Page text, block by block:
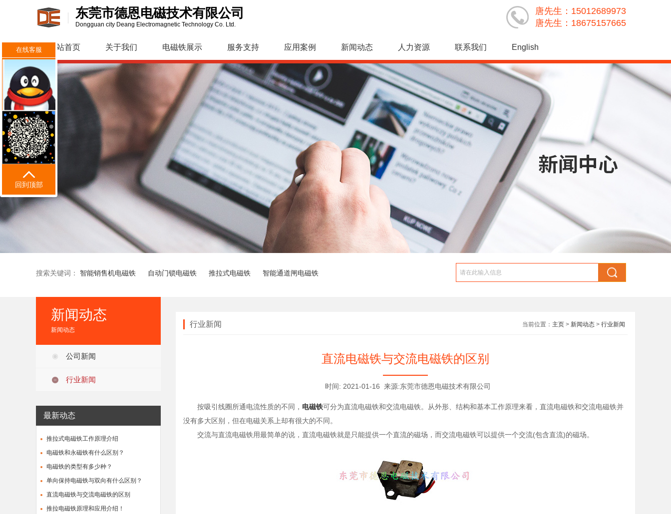
东莞市德恩电磁技术有限公司
Dongguan city Deang Electromagnetic Technology Co. Ltd.
唐先生：15012689973
唐先生：18675157665
网站首页 关于我们 电磁铁展示 服务支持 应用案例 新闻动态 人力资源 联系我们 English
搜索关键词： 智能销售机电磁铁 自动门锁电磁铁 推拉式电磁铁 智能通道闸电磁铁
新闻动态
新闻动态
公司新闻
行业新闻
最新动态
推拉式电磁铁工作原理介绍
电磁铁和永磁铁有什么区别？
电磁铁的类型有多少种？
单向保持电磁铁与双向有什么区别？
直流电磁铁与交流电磁铁的区别
推拉电磁铁原理和应用介绍！
行业新闻 当前位置： 主页 > 新闻动态 > 行业新闻
直流电磁铁与交流电磁铁的区别
时间: 2021-01-16 来源:东莞市德恩电磁技术有限公司
按吸引线圈所通电流性质的不同， 电磁铁可分为直流电磁铁和交流电磁铁。从外形、结构和基本工作原理来看，直流电磁铁和交流电磁铁并
没有多大区别，但在电磁关系上却有很大的不同。
交流与直流电磁铁用最简单的说，直流电磁铁就是只能提供一个直流的磁场，而交流电磁铁可以提供一个交流(包含直流)的磁场。
在线客服
回到顶部